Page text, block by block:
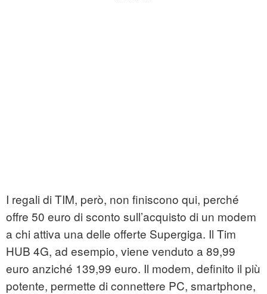
I regali di TIM, però, non finiscono qui, perché
offre 50 euro di sconto sull’acquisto di un modem
a chi attiva una delle offerte Supergiga. Il Tim
HUB 4G, ad esempio, viene venduto a 89,99
euro anziché 139,99 euro. Il modem, definito il più
potente, permette di connettere PC, smartphone,